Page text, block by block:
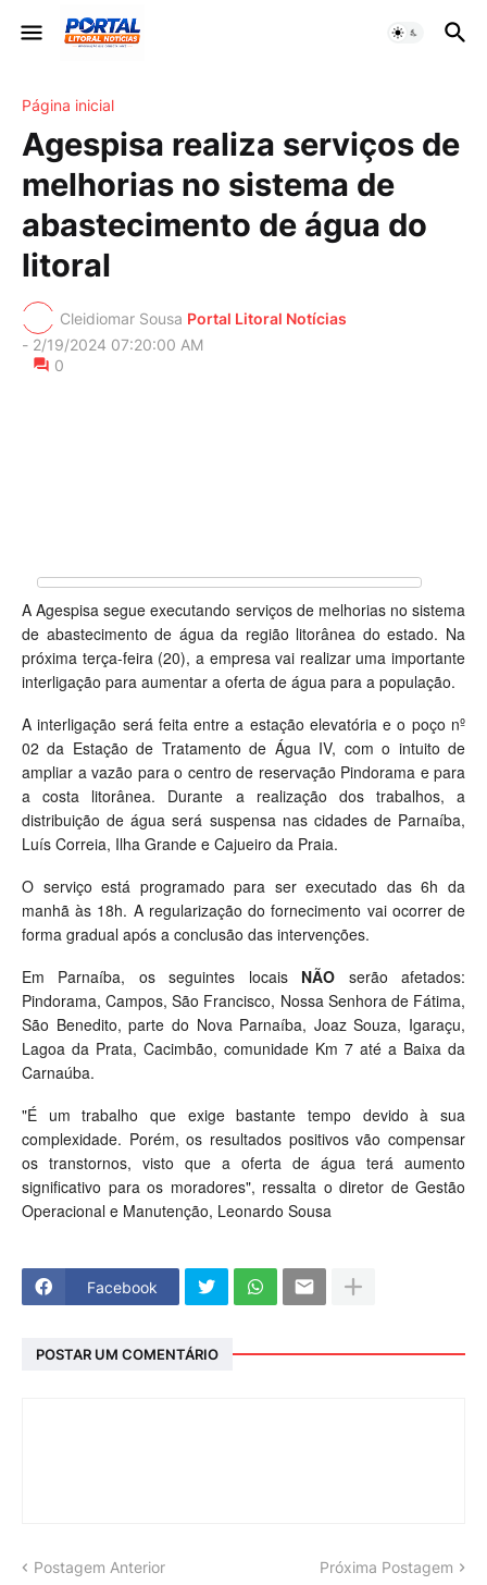
Página inicial
Agespisa realiza serviços de
melhorias no sistema de
abastecimento de água do
litoral
Cleidiomar Sousa Portal Litoral Notícias
- 2/19/2024 07:20:00 AM
0
A Agespisa segue executando serviços de melhorias no sistema
de abastecimento de água da região litorânea do estado. Na
próxima terça-feira (20), a empresa vai realizar uma importante
interligação para aumentar a oferta de água para a população.
A interligação será feita entre a estação elevatória e o poço nº
02 da Estação de Tratamento de Água IV, com o intuito de
ampliar a vazão para o centro de reservação Pindorama e para
a costa litorânea. Durante a realização dos trabalhos, a
distribuição de água será suspensa nas cidades de Parnaíba,
Luís Correia, Ilha Grande e Cajueiro da Praia.
O serviço está programado para ser executado das 6h da
manhã às 18h. A regularização do fornecimento vai ocorrer de
forma gradual após a conclusão das intervenções.
Em Parnaíba, os seguintes locais NÃO serão afetados:
Pindorama, Campos, São Francisco, Nossa Senhora de Fátima,
São Benedito, parte do Nova Parnaíba, Joaz Souza, Igaraçu,
Lagoa da Prata, Cacimbão, comunidade Km 7 até a Baixa da
Carnaúba.
"É um trabalho que exige bastante tempo devido à sua
complexidade. Porém, os resultados positivos vão compensar
os transtornos, visto que a oferta de água terá aumento
significativo para os moradores", ressalta o diretor de Gestão
Operacional e Manutenção, Leonardo Sousa
Facebook
POSTAR UM COMENTÁRIO
Postagem Anterior Próxima Postagem